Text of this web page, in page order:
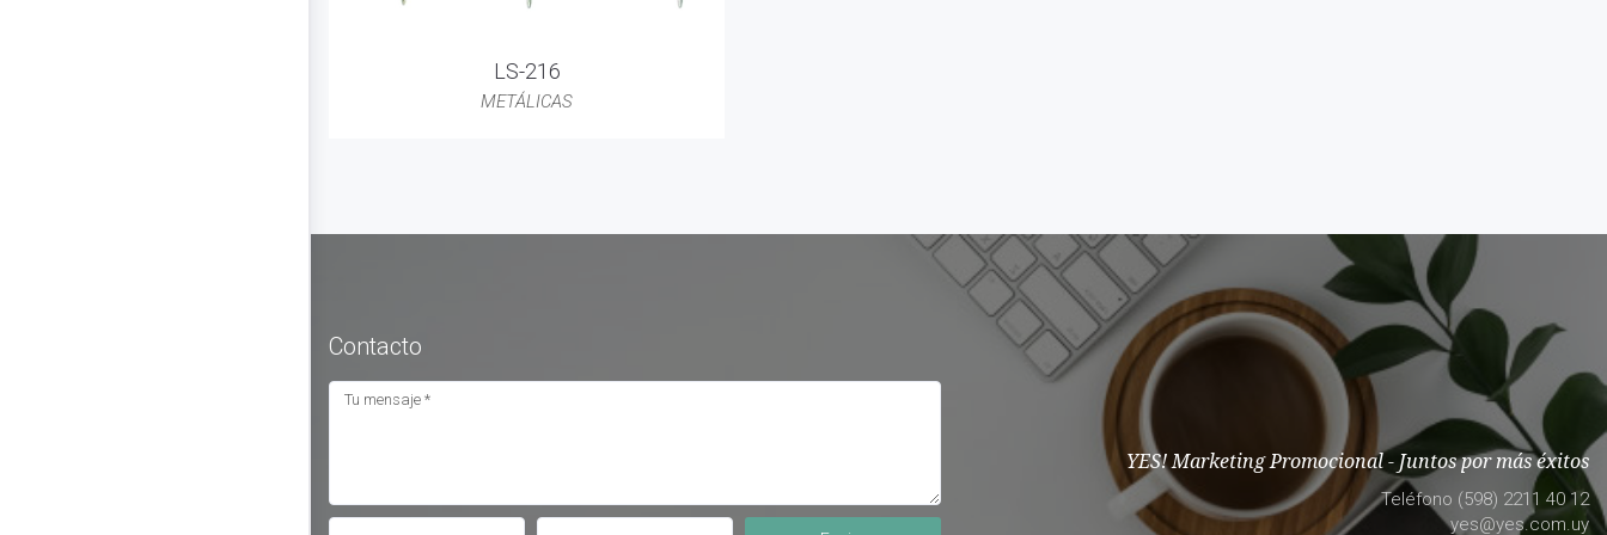
LS-216
METÁLICAS
Contacto
YES! Marketing Promocional - Juntos por más éxitos
Teléfono (598) 2211 40 12
yes@yes.com.uy